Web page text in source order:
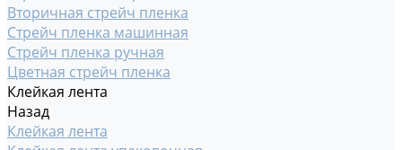
Вторичная стрейч пленка
Стрейч пленка машинная
Стрейч пленка ручная
Цветная стрейч пленка
Клейкая лента
Назад
Клейкая лента